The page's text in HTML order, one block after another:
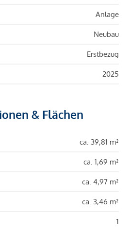
Anlage
Neubau
Erstbezug
2025
& Flächen
ca. 39,81 m²
ca. 1,69 m²
ca. 4,97 m²
ca. 3,46 m²
1